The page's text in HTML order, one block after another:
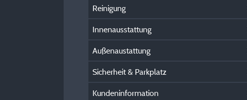
Reinigung
Innenausstattung
Außenaustattung
Sicherheit & Parkplatz
Kundeninformation